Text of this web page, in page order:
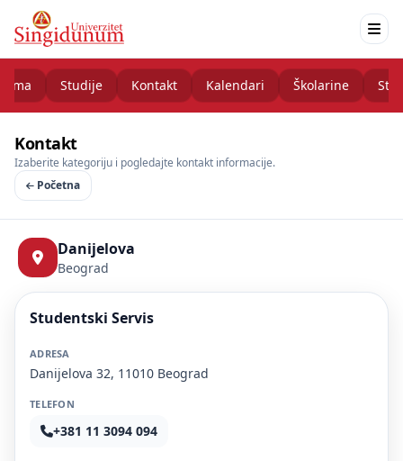
Studije Kontakt Kalendari Školarine
Kontakt
Izaberite kategoriju i pogledajte kontakt informacije.
Početna
Danijelova
Beograd
Studentski Servis
ADRESA
Danijelova 32, 11010 Beograd
TELEFON
+381 11 3094 094